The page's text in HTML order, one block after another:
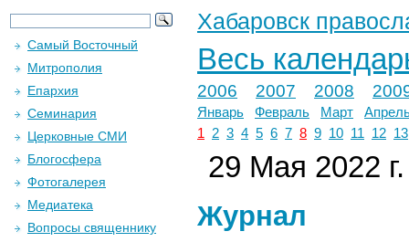
Хабаровск
Весь
2006 2007 2008
Январь Февраль Март
1
2 3 4 5 6 7 8 9 10 11 12 13
29 Мая 2022 г.
Журнал
Самый Восточный
Митрополия
Епархия
Семинария
Церковные СМИ
Блогосфера
Фотогалерея
Медиатека
Вопросы священнику